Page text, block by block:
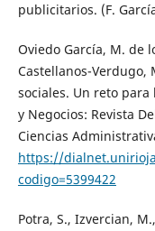
publicitarios. (F.
Oviedo García, M. de
Castellanos-Verdugo,
sociales. Un reto
y Negocios: Revista
Ciencias
https://
codigo=5399422
Potra, S., Izvercian,